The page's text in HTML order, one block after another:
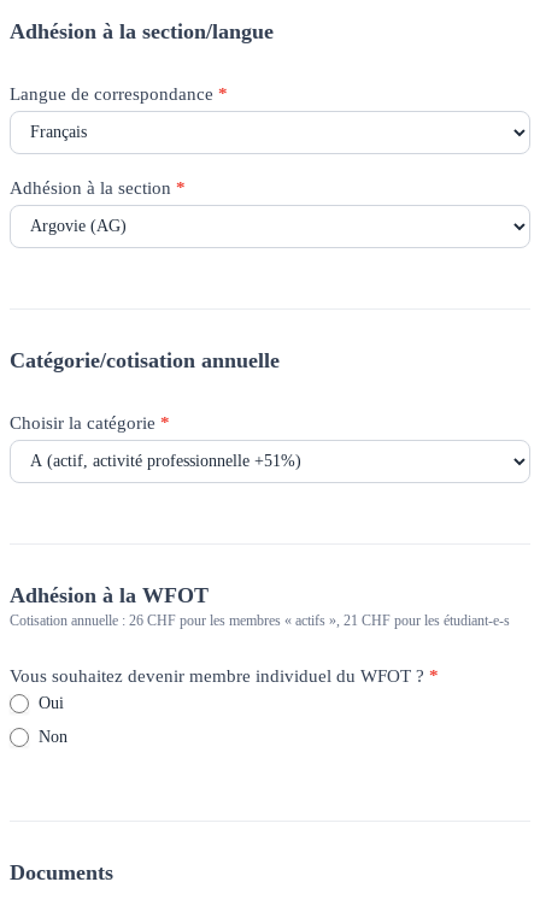
Adhésion à la section/langue
Langue de correspondance *
Adhésion à la section *
Catégorie/cotisation annuelle
Choisir la catégorie *
Adhésion à la WFOT
Cotisation annuelle : 26 CHF pour les membres « actifs », 21 CHF pour les étudiant-e-s
Vous souhaitez devenir membre individuel du WFOT ? *
Oui
Non
Documents